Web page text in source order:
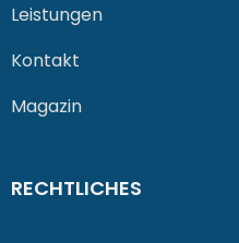
Leistungen
Kontakt
Magazin
RECHTLICHES